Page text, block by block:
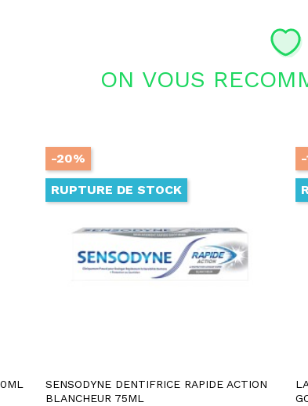
ON VOUS
-20%
RUPTURE DE STOCK
SENSODYNE DENTIFRICE RAPIDE ACTION
BLANCHEUR 75ML